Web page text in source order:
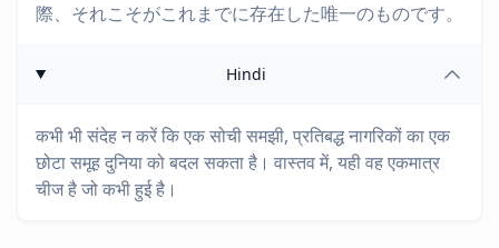
際、それこそがこれまでに存在した唯一のものです。
Hindi
कभी भी संदेह न करें कि एक सोची समझी, प्रतिबद्ध नागरिकों का एक
छोटा समूह दुनिया को बदल सकता है। वास्तव में, यही वह एकमात्र
चीज है जो कभी हुई है।